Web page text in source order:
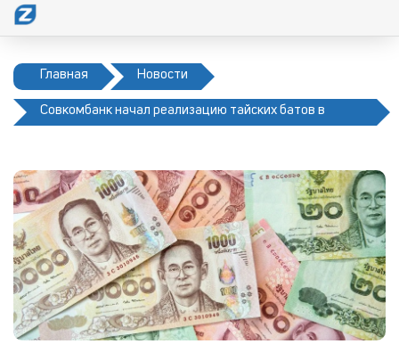
Главная Новости
Совкомбанк начал реализацию тайских батов в